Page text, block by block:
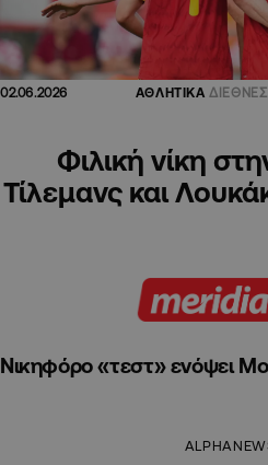
02.06.2026 ΑΘΛΗΤΙΚΑ
Φιλική νίκη
Τίλεμανς και
Νικηφόρο «τεστ» ενόψει